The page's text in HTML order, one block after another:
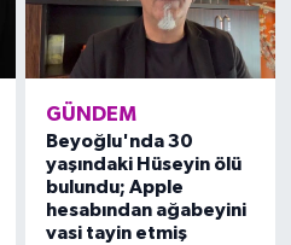
GÜNDEM
Beyoğlu'nda 30
yaşındaki Hüseyin ölü
bulundu; Apple
hesabından ağabeyini
vasi tayin etmiş